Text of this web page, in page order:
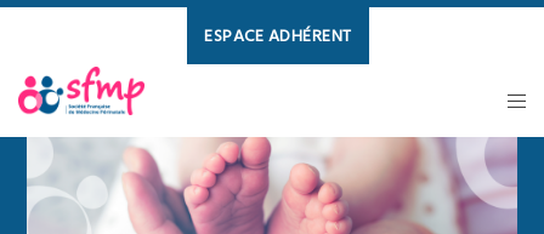
ESPACE ADHÉRENT